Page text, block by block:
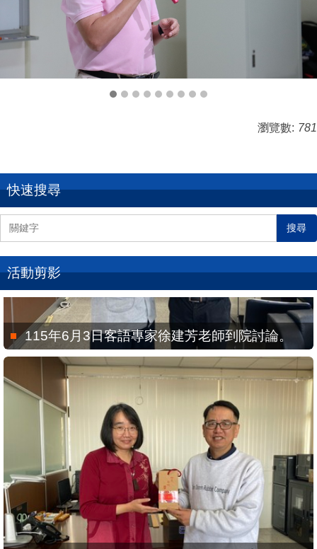
瀏覽數: 781
快速搜尋
搜尋
活動剪影
115年6月3日客語專家徐建芳老師到院討論。
115年2月4日全球客家研究聯盟執行秘書劉延芳